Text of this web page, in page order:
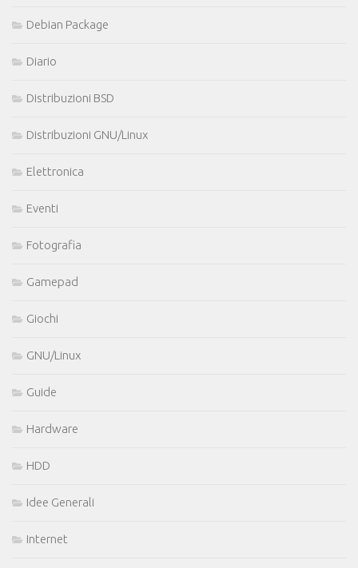
Debian Package
Diario
Distribuzioni BSD
Distribuzioni GNU/Linux
Elettronica
Eventi
Fotografia
Gamepad
Giochi
GNU/Linux
Guide
Hardware
HDD
Idee Generali
Internet